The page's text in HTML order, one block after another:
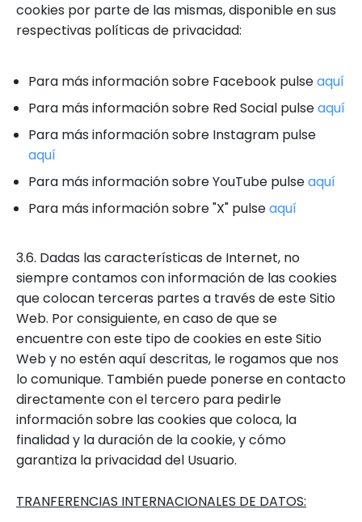
cookies por parte de las mismas, disponible en sus
respectivas políticas de privacidad:
Para más información sobre Facebook pulseaquí
Para más información sobre Red Social pulseaquí
Para más información sobre Instagram pulse
aquí
Para más información sobre YouTube pulseaquí
Para más información sobre "X" pulseaquí
3.6. Dadas las características de Internet, no
siempre contamos con información de las cookies
que colocan terceras partes a través de este Sitio
Web. Por consiguiente, en caso de que se
encuentre con este tipo de cookies en este Sitio
Web y no estén aquí descritas, le rogamos que nos
lo comunique. También puede ponerse en contacto
directamente con el tercero para pedirle
información sobre las cookies que coloca, la
finalidad y la duración de la cookie, y cómo
garantiza la privacidad del Usuario.
TRANFERENCIAS INTERNACIONALES DE DATOS: